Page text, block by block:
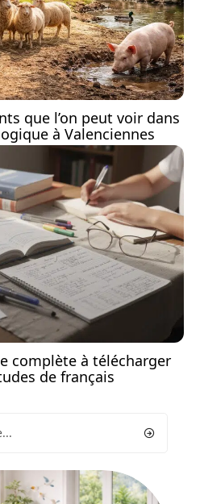
que l’on peut voir dans
à Valenciennes
complète à télécharger
de français